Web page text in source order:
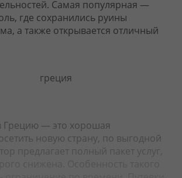
Самая популярная —
где сохранились руины
а также открывается отличный
Грецию — это хорошая
новую страну, по выгодной
предлагает полный пакет услуг,